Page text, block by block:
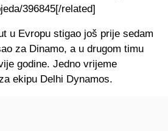
396845[/related]
u Evropu stigao još prije sedam
za Dinamo, a u drugom timu
godine. Jedno vrijeme
ekipu Delhi Dynamos.